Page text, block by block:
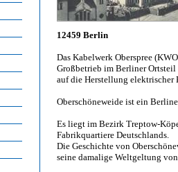
12459 Berlin
Das Kabelwerk Oberspree
Großbetrieb im Berliner Ortsteil
auf die Herstellung elektrischer
Oberschöneweide ist ein
Es liegt im Bezirk Treptow-
Fabrikquartiere Deutschlands.
Die Geschichte von
seine damalige Weltgeltung